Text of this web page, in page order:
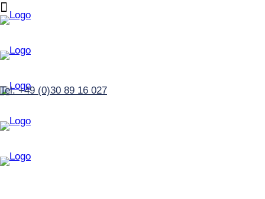
Tel. +49 (0)30 89 16 027